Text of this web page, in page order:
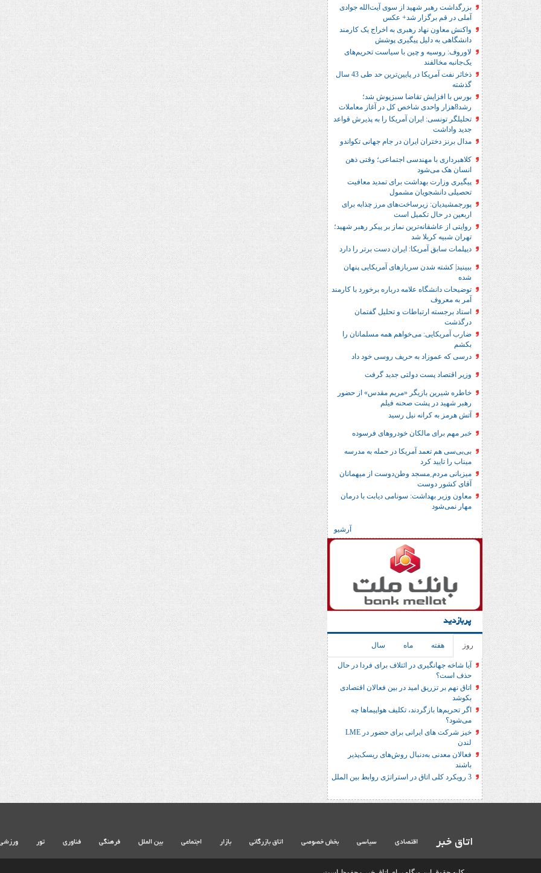
بزرگداشت رهبر شهید از سوی آیت‌الله جوادی
آملی در قم برگزار شد+ عکس
واکنش معاون نهاد رهبری به اخراج یک کارمند
دانشگاهی به دلیل پیگیری پوشش
لاوروف: روسیه و چین با سیاست تحریم‌های
یک‌جانبه مخالفند
ذخائر نفت آمریکا در پایین‌ترین حد طی 43 سال
گذشته
بورس با افزایش تقاضا سبزپوش شد؛
رشد8هزار واحدی شاخص کل در آغاز معاملات
تحلیلگر تونسی: ایران آمریکا را به پذیرش قواعد
جدید واداشت
مدال برنز دختران ایران در جام جهانی تکواندو
کلاهبرداری با مهندسی اجتماعی؛ وقتی ذهن
انسان هک می‌شود
پیگیری وزارت بهداشت برای تمدید معافیت
تحصیلی دانشجویان مشمول
پورجمشیدیان: زیرساخت‌های مرز چذابه برای
اربعین در حال تکمیل است
روایتی از عاشقانه‌ترین نماز بر پیکر رهبر شهید؛‌
تهران‌ شبیه کربلا شد
دیپلمات سابق آمریکا: ایران دست برتر را دارد
ببینید| کشته شدن سربازهای آمریکایی پنهان
شده
توضیحات دانشگاه علامه درباره برخورد با کارمند
آمر به معروف
استاد برجسته ارتباطات و تحلیل گفتمان
درگذشت
ضارب آمریکایی: می‌خواهم همه مسلمانان را
بکشم
درسی که عموزاد به حریف روسی خود داد
وزیر اقتصاد پست دولتی جدید گرفت
خاطره شیرین بازیگر «مریم مقدس» از حضور
رهبر شهید در پشت صحنه فیلم
آتش هرمز به کرانه نیل رسید
خبر مهم برای مالکان خودروهای فرسوده
بی‌بی‌سی هم تعمد آمریکا در حمله به مدرسه
میناب را تایید کرد
میزبانی مردم ِمسجد وطن‌دوست از میهمانان
آقای کشور دوست
معاون وزیر بهداشت: سونامی دیابت با درمان
مهار نمی‌شود
آرشیو
پربازدید
روز هفته ماه سال
آیا شاخه جهانگیری در ائتلاف برای فردا در حال
حذف است؟
اتاق نهم بر تزریق امید در بین فعالان اقتصادی
بکوشد
اگر تحریم‌ها بازگردند، تکلیف هواپیماها چه
می‌شود؟
خیز شرکت های ایرانی برای حضور در LME
لندن
فعالان معدنی به‌دنبال روش‌های ریسک‌پذیر
باشند
3 رویکرد کلی اتاق در استراتژی روابط بین الملل
هفت باغ مهربانی
خامنه ای
شهادت حضرت آیت الله‌العظمی
اتاق خبر اقتصادی سیاسی بخش خصوصی اتاق بازرگانی بازار اجتماعی بین الملل فرهنگی فناوری تور